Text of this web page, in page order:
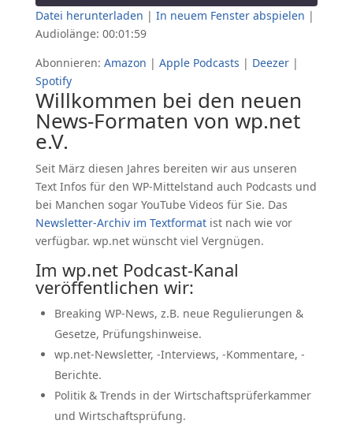
Amazon
Deezer Spotify
RSS FEED
TEILEN
LINK
EMBED
Datei herunterladen | In neuem Fenster abspielen |
Audiolänge: 00:01:59
Abonnieren: Amazon | Apple Podcasts | Deezer|
Spotify
Willkommen bei den neuen
News-Formaten von wp.net
e.V.
Seit März diesen Jahres bereiten wir aus unseren
Text Infos für den WP-Mittelstand auch Podcasts und
bei Manchen sogar YouTube Videos für Sie. Das
Newsletter-Archiv im Textformatist nach wie vor
verfügbar. wp.net wünscht viel Vergnügen.
Im wp.net Podcast-Kanal
veröffentlichen wir:
Breaking WP-News, z.B. neue Regulierungen &
Gesetze, Prüfungshinweise.
wp.net-Newsletter, -Interviews, -Kommentare, -
Berichte.
Politik & Trends in der Wirtschaftsprüferkammer
und Wirtschaftsprüfung.